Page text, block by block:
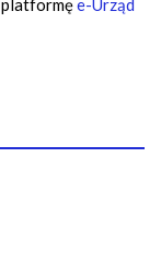
platformęe-Urząd